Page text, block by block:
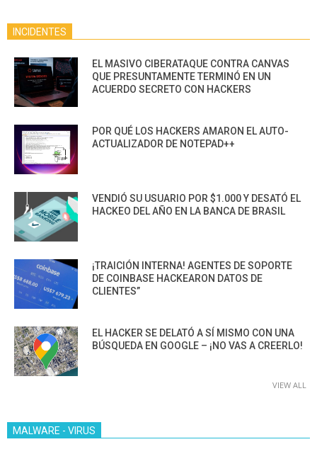
INCIDENTES
EL MASIVO CIBERATAQUE CONTRA CANVAS
QUE PRESUNTAMENTE TERMINÓ EN UN
ACUERDO SECRETO CON HACKERS
POR QUÉ LOS HACKERS AMARON EL AUTO-
ACTUALIZADOR DE NOTEPAD++
VENDIÓ SU USUARIO POR $1.000 Y DESATÓ EL
HACKEO DEL AÑO EN LA BANCA DE BRASIL
¡TRAICIÓN INTERNA! AGENTES DE SOPORTE
DE COINBASE HACKEARON DATOS DE
CLIENTES”
EL HACKER SE DELATÓ A SÍ MISMO CON UNA
BÚSQUEDA EN GOOGLE – ¡NO VAS A CREERLO!
VIEW ALL
MALWARE - VIRUS